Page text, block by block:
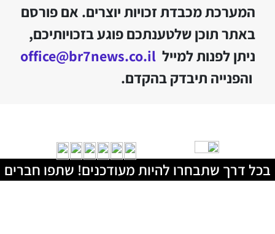
המערכת מכבדת זכויות יוצרים. אם פורסם
באתר תוכן שלטענתכם פוגע בזכויותיכם,
ניתן לפנות למייל office@br7news.co.il
והפנייה תיבדק בהקדם.
בכל דרך שתבחרו להיות מעודכנים! שתפו חברים